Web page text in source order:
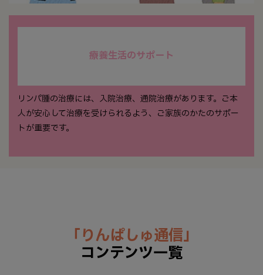
療養生活のサポート
リンパ腫の治療には、入院治療、通院治療があります。ご本
人が安心して治療を受けられるよう、ご家族のかたのサポー
トが重要です。
「りんぱしゅ通信」
コンテンツ一覧